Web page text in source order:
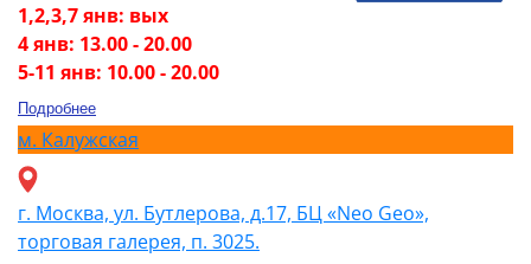
1,2,3,7 янв: вых
4 янв: 13.00 - 20.00
5-11 янв: 10.00 - 20.00
Подробнее
м. Калужская
г. Москва, ул. Бутлерова, д.17, БЦ «Neo Geo»,
торговая галерея, п. 3025.